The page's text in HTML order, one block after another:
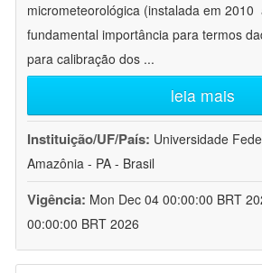
micrometeorológica (instalada em 2010
fundamental importância para termos
para calibração dos ...
leia mais
Instituição/UF/País: Universidade
Amazônia - PA - Brasil
Vigência: Mon Dec 04 00:00:00 BRT
00:00:00 BRT 2026